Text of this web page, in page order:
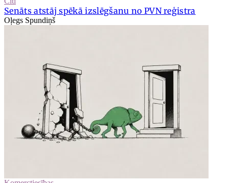
Senāts atstāj spēkā izslēgšanu no PVN reģistra
Oļegs Spundiņš